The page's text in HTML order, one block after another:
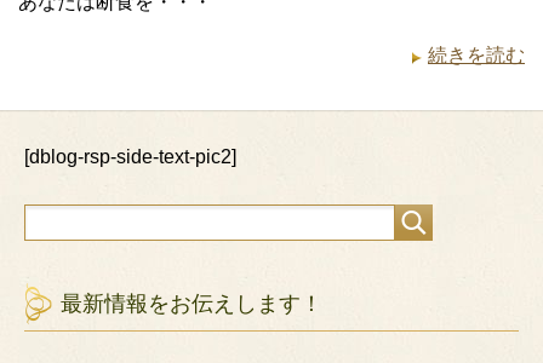
続きを読む
[dblog-rsp-side-text-pic2]
最新情報をお伝えします！